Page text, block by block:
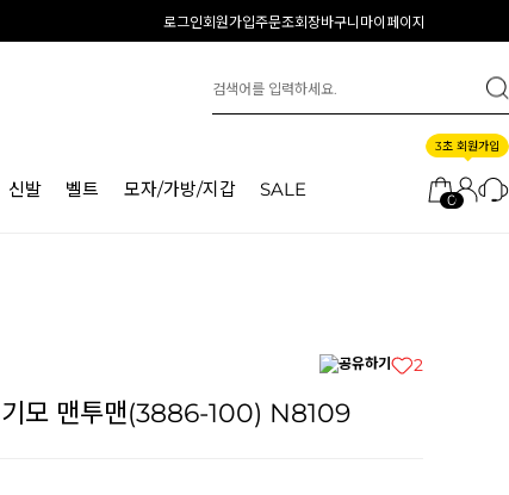
로그인회원가입주문조회장바구니 마이페이지
신발 벨트 모자/가방/지갑 SALE 0
3초 회원가입
2
기모 맨투맨(3886-100) N8109